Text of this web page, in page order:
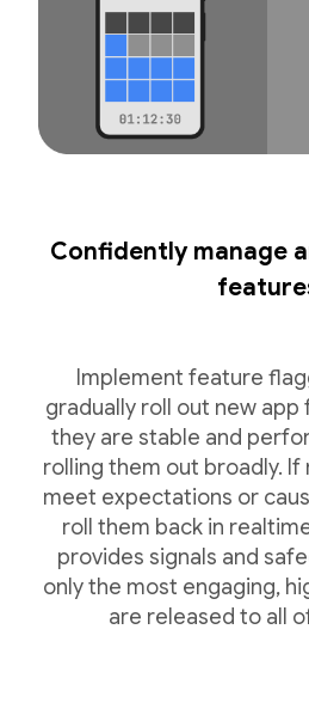
Confidently manage
Implement feature
gradually roll out new
they are stable and
rolling them out broadly.
meet expectations or
roll them back in
provides signals and
only the most engaging,
are released to all